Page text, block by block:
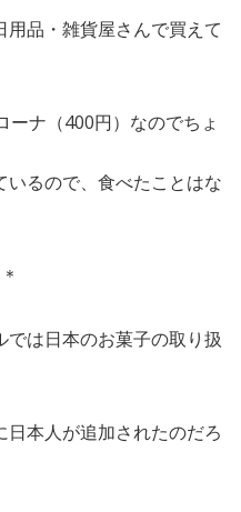
品・雑貨屋さんで買えて
ーナ（400円）なのでちょ
るので、食べたことはな
は日本のお菓子の取り扱
日本人が追加されたのだろ